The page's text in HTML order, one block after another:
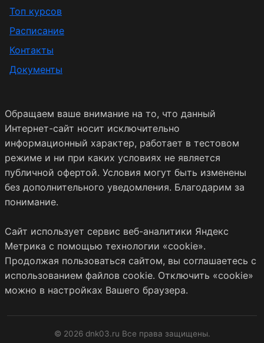
Топ курсов
Расписание
Контакты
Документы
Обращаем ваше внимание на то, что данный
Интернет-сайт носит исключительно
информационный характер, работает в тестовом
режиме и ни при каких условиях не является
публичной офертой. Условия могут быть изменены
без дополнительного уведомления. Благодарим за
понимание.
Сайт использует сервис веб-аналитики Яндекс
Метрика с помощью технологии «cookie».
Продолжая пользоваться сайтом, вы соглашаетесь с
использованием файлов cookie. Отключить «cookie»
можно в настройках Вашего браузера.
© 2026 dnk03.ru Все права защищены.